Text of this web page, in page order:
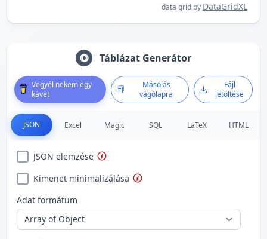
data grid by DataGridXL
Táblázat Generátor
Vegyél nekem egy
kávét
Másolás
vágólapra
Fájl
letöltése
JSON Excel Magic SQL LaTeX HTML
JSON elemzése
Kimenet minimalizálása
Adat formátum